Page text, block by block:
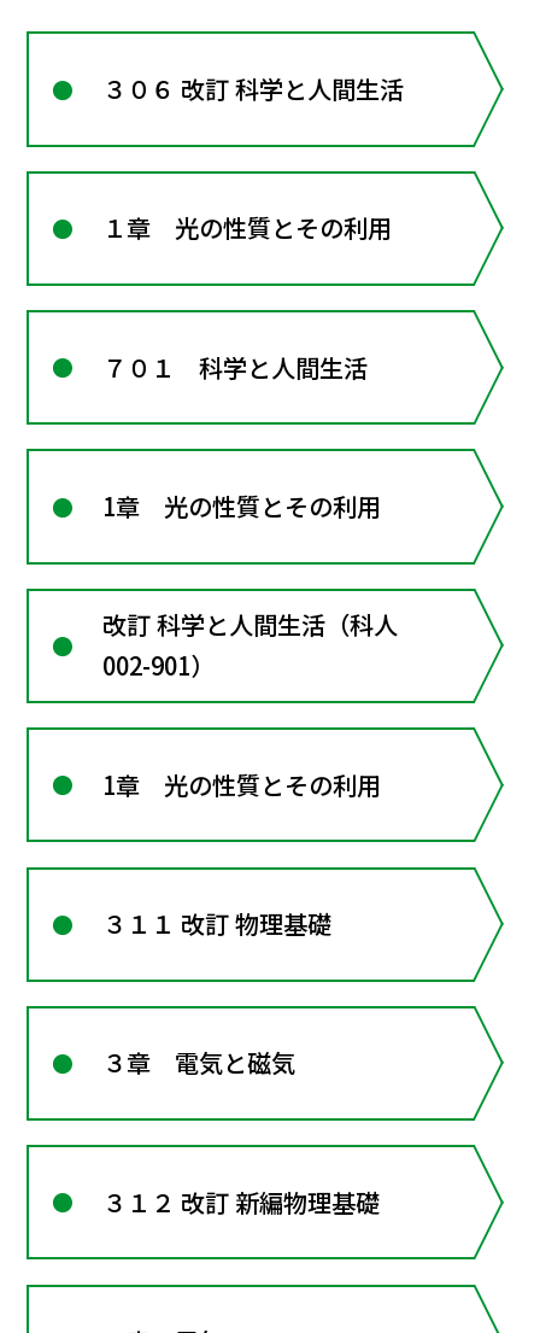
３０６ 改訂 科学と人間生活
１章 光の性質とその利用
７０１ 科学と人間生活
1章 光の性質とその利用
改訂 科学と人間生活（科人
002-901）
1章 光の性質とその利用
３１１ 改訂 物理基礎
３章 電気と磁気
３１２ 改訂 新編物理基礎